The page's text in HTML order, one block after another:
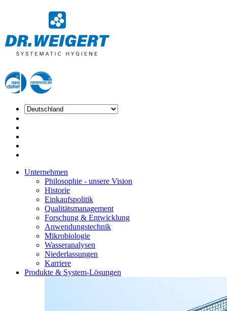
Unternehmen
Philosophie - unsere Vision
Historie
Einkaufspolitik
Qualitätsmanagement
Forschung & Entwicklung
Anwendungstechnik
Mikrobiologie
Wasseranalysen
Niederlassungen
Karriere
Produkte & System-Lösungen